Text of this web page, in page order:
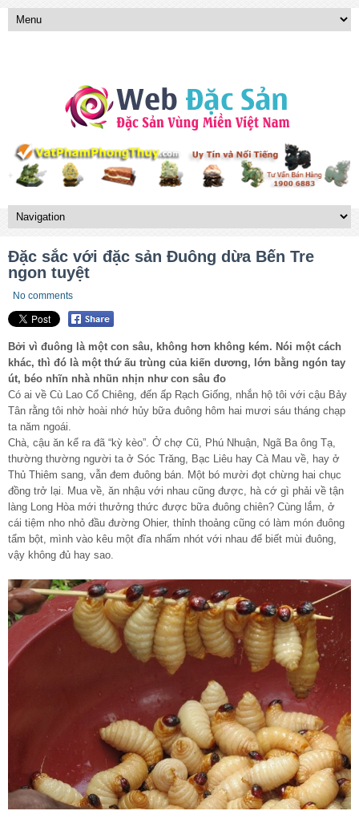
Đặc sắc với đặc sản Đuông dừa Bến Tre
ngon tuyệt
No comments
Bởi vì đuông là một con sâu, không hơn không kém. Nói một cách
khác, thì đó là một thứ ấu trùng của kiến dương, lớn bằng ngón tay
út, béo nhĩn nhà nhũn nhịn như con sâu đo
Có ai về Cù Lao Cổ Chiêng, đến ấp Rạch Giống, nhắn hộ tôi với cậu Bảy
Tân rằng tôi nhờ hoài nhớ hủy bữa đuông hôm hai mươi sáu tháng chạp
ta năm ngoái.
Chà, cậu ăn kể ra đã “kỳ kèo”. Ở chợ Cũ, Phú Nhuận, Ngã Ba ông Tạ,
thường thường người ta ở Sóc Trăng, Bạc Liêu hay Cà Mau về, hay ở
Thủ Thiêm sang, vẫn đem đuông bán. Một bó mười đọt chừng hai chục
đồng trở lại. Mua về, ăn nhậu với nhau cũng được, hà cớ gì phải về tận
làng Long Hòa mới thưởng thức được bữa đuông chiên? Cùng lắm, ở
cái tiệm nho nhỏ đầu đường Ohier, thỉnh thoảng cũng có làm món đuông
tẩm bột, mình vào kêu một đĩa nhấm nhót với nhau để biết mùi đuông,
vậy không đủ hay sao.